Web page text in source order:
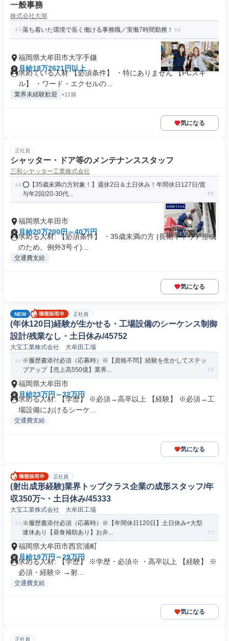
一般事務
株式会社大潮
落ち着いた環境で長く働ける事務職／実働7時間勤務！
福岡県大牟田市大字手鎌
月給18万2621円以上
求めている人材 【必須条件】 ・特にありません 【PCスキ
ル】 ・ワード・エクセルの...
業界未経験歓迎 +11個
気になる
正社員
シャッター・ドア等のメンテナンススタッフ
三和シヤッター工業株式会社
⭕️【35歳未満の方対象！】週休2日＆土日休み！年間休日127日/賞
与年2回/20-30代...
福岡県大牟田市
月給20万200円～40万円
求める人材: 【必須条件】 ・35歳未満の方 (長期キャリア形成
のため。例外3号イ)...
交通費支給
気になる
NEW 正社員
(年休120日)経験が生かせる・工場設備のシーケンス制御
設計/残業なし・土日休み/45752
大宝工業株式会社 大牟田工場
※履歴書添付必須（応募時）※【資格不問】経験を生かしてステッ
プアップ【売上高550億】業界...
福岡県大牟田市
月給23万円～32万円
求める人材: 【学歴】 ※必須→高卒以上 【経験】 ※必須→工
場設備におけるシーケ...
交通費支給
気になる
正社員
(射出成形経験)業界トップクラス企業の成形スタッフ/年
収350万~・土日休み/45333
大宝工業株式会社 大牟田工場
※履歴書添付必須（応募時）※【年間休日120日】土日休み+大型
連休あり【昼食補助あり】お弁...
福岡県大牟田市西宮浦町
月給19万円～29万円
求める人材: 【学歴】 ※学歴・必須※ ・高卒以上 【経験】 ※
必須・経験※ →射...
交通費支給
気になる
正社員